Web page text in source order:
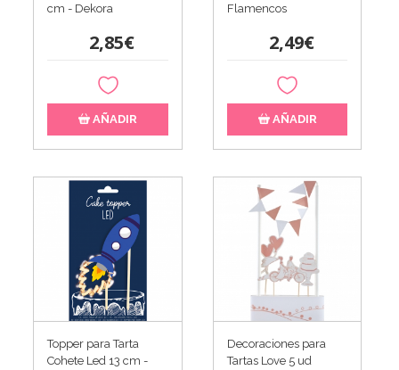
cm - Dekora
2,85€
AÑADIR
Flamencos
2,49€
AÑADIR
Topper para Tarta
Cohete Led 13 cm -
Decoraciones para
Tartas Love 5 ud